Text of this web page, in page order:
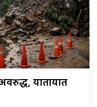
यातायात